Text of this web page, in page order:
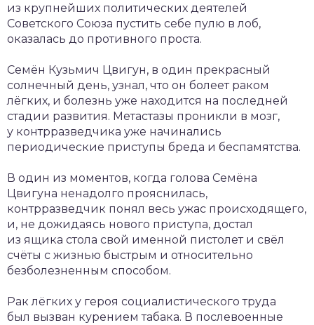
из крупнейших политических деятелей
Советского Союза пустить себе пулю в лоб,
оказалась до противного проста.
Семён Кузьмич Цвигун, в один прекрасный
солнечный день, узнал, что он болеет раком
лёгких, и болезнь уже находится на последней
стадии развития. Метастазы проникли в мозг,
у контрразведчика уже начинались
периодические приступы бреда и беспамятства.
В один из моментов, когда голова Семёна
Цвигуна ненадолго прояснилась,
контрразведчик понял весь ужас происходящего,
и, не дожидаясь нового приступа, достал
из ящика стола свой именной пистолет и свёл
счёты с жизнью быстрым и относительно
безболезненным способом.
Рак лёгких у героя социалистического труда
был вызван курением табака. В послевоенные